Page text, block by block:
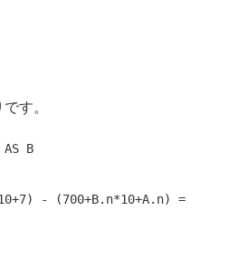
す。
AS
- (700+B.n*10+A.n) =